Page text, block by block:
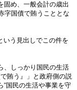
固め、一般会計の歳出
字国債で賄うこととな
いう見出しでこの件を
、しっかり国民の生活
賄う』」と政府側の説
“国民の生活や事業を守